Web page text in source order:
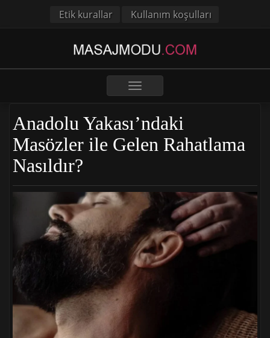
Etik kurallar Kullanım koşulları
Toggle
navigation
Anadolu Yakası’ndaki
Masözler ile Gelen Rahatlama
Nasıldır?